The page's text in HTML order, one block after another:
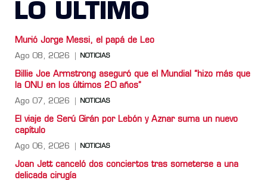
LO ULTIMO
Murió Jorge Messi, el papá de Leo
Ago 08, 2026 NOTICIAS
Billie Joe Armstrong aseguró que el Mundial “hizo más que
la ONU en los últimos 20 años”
Ago 07, 2026 NOTICIAS
El viaje de Serú Girán por Lebón y Aznar suma un nuevo
capítulo
Ago 06, 2026 NOTICIAS
Joan Jett canceló dos conciertos tras someterse a una
delicada cirugía